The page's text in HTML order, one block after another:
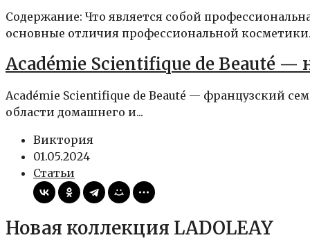
Содержание: Что является собой
основные отличия профессиональной
Académie Scientifique de Beauté —
Académie Scientifique de Beauté — французский
области домашнего и...
Виктория
01.05.2024
Статьи
Новая коллекция LADOLEAY